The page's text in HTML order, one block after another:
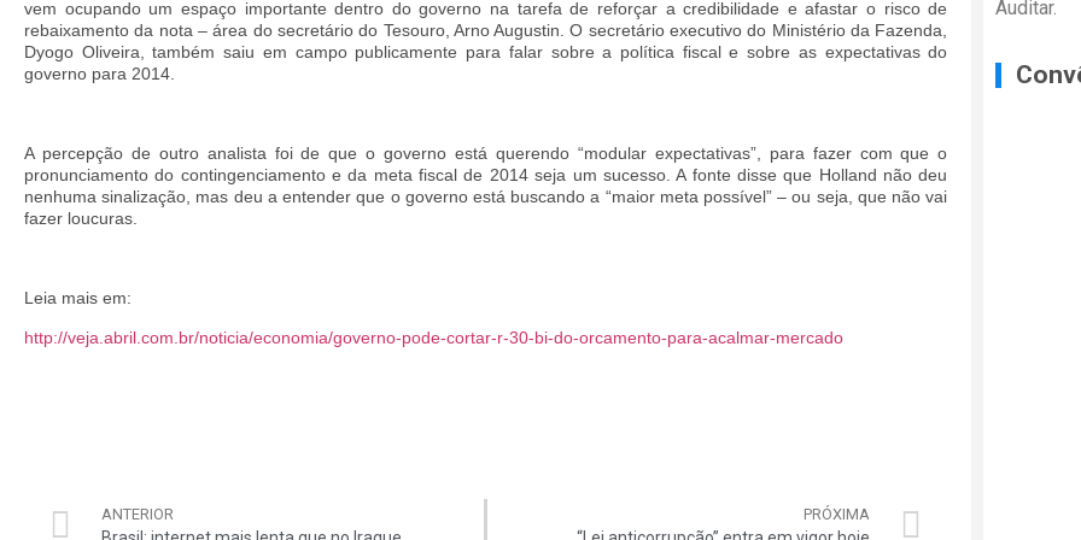
vem ocupando um espaço importante dentro do governo na tarefa de reforçar a credibilidade e afastar o risco de
rebaixamento da nota – área do secretário do Tesouro, Arno Augustin. O secretário executivo do Ministério da Fazenda,
Dyogo Oliveira, também saiu em campo publicamente para falar sobre a política fiscal e sobre as expectativas do
governo para 2014.
A percepção de outro analista foi de que o governo está querendo “modular expectativas”, para fazer com que o
pronunciamento do contingenciamento e da meta fiscal de 2014 seja um sucesso. A fonte disse que Holland não deu
nenhuma sinalização, mas deu a entender que o governo está buscando a “maior meta possível” – ou seja, que não vai
fazer loucuras.
Leia mais em:
http://veja.abril.com.br/noticia/economia/governo-pode-cortar-r-30-bi-do-orcamento-para-acalmar-mercado
ANTERIOR PRÓXIMA
Auditar.